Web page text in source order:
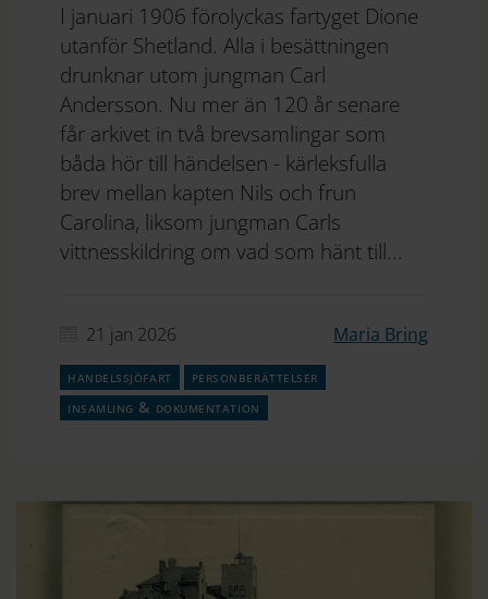
I januari 1906 förolyckas fartyget Dione
utanför Shetland. Alla i besättningen
drunknar utom jungman Carl
Andersson. Nu mer än 120 år senare
får arkivet in två brevsamlingar som
båda hör till händelsen - kärleksfulla
brev mellan kapten Nils och frun
Carolina, liksom jungman Carls
vittnesskildring om vad som hänt till...
21 jan 2026 Maria Bring
handelssjöfart
personberättelser
insamling & dokumentation